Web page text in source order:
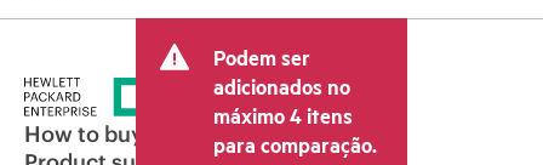
Podem ser
adicionados no
máximo 4 itens
para comparação.
How to buy